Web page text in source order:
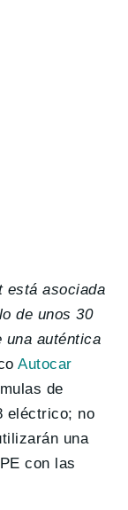
está asociada
de unos 30
una auténtica
Autocar
de
eléctrico; no
una
con las